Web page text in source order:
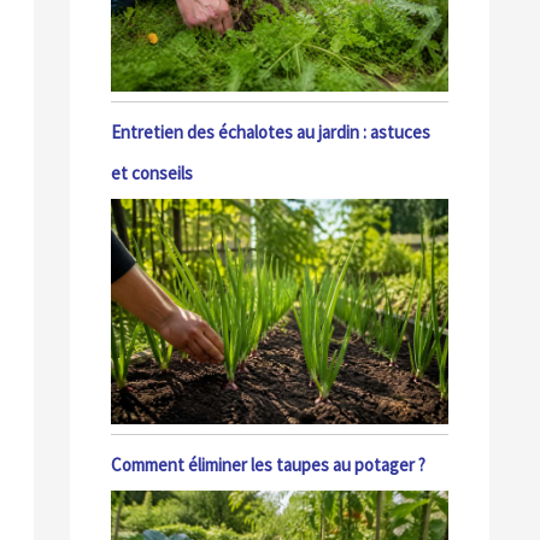
Entretien des échalotes au jardin : astuces
et conseils
Comment éliminer les taupes au potager ?